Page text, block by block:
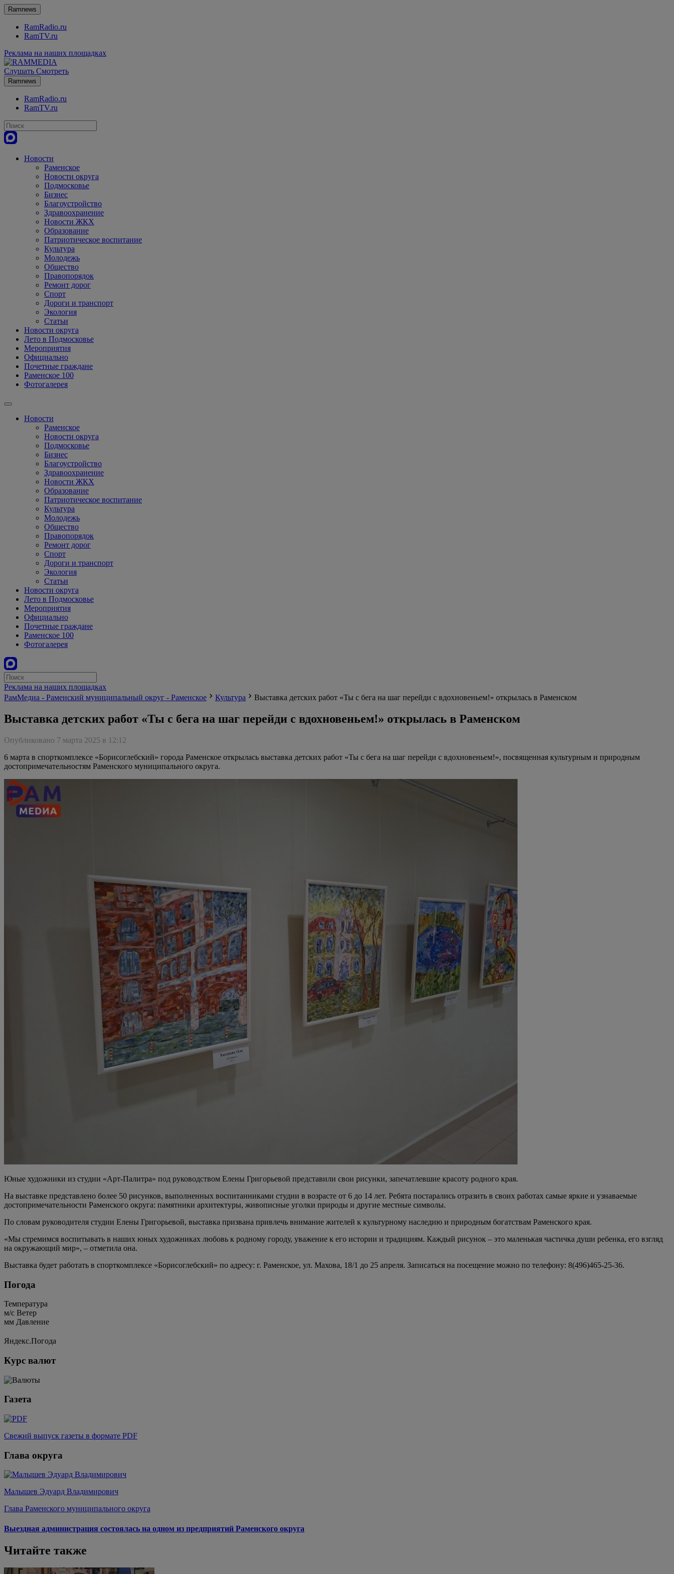
Ramnews
RamRadio.ru
RamTV.ru
Реклама на наших площадках
Слушать Смотреть
Ramnews
RamRadio.ru
RamTV.ru
Новости
Раменское
Новости округа
Подмосковье
Бизнес
Благоустройство
Здравоохранение
Новости ЖКХ
Образование
Патриотическое воспитание
Культура
Молодежь
Общество
Правопорядок
Ремонт дорог
Спорт
Дороги и транспорт
Экология
Статьи
Новости округа
Лето в Подмосковье
Мероприятия
Официально
Почетные граждане
Раменское 100
Фотогалерея
Новости
Раменское
Новости округа
Подмосковье
Бизнес
Благоустройство
Здравоохранение
Новости ЖКХ
Образование
Патриотическое воспитание
Культура
Молодежь
Общество
Правопорядок
Ремонт дорог
Спорт
Дороги и транспорт
Экология
Статьи
Новости округа
Лето в Подмосковье
Мероприятия
Официально
Почетные граждане
Раменское 100
Фотогалерея
Реклама на наших площадках
РамМедиа - Раменский муниципальный округ - Раменское
Культура Выставка детских работ «Ты с бега на шаг перейди с вдохновеньем!» открылась в Раменском
Выставка детских работ «Ты с бега на шаг перейди с вдохновеньем!» открылась в Раменском
Опубликовано 7 марта 2025 в 12:12
6 марта в спорткомплексе «Борисоглебский» города Раменское открылась выставка детских работ «Ты с бега на шаг перейди с вдохновеньем!», посвященная культурным и природным
достопримечательностям Раменского муниципального округа.
Юные художники из студии «Арт-Палитра» под руководством Елены Григорьевой представили свои рисунки, запечатлевшие красоту родного края.
На выставке представлено более 50 рисунков, выполненных воспитанниками студии в возрасте от 6 до 14 лет. Ребята постарались отразить в своих работах самые яркие и узнаваемые
достопримечательности Раменского округа: памятники архитектуры, живописные уголки природы и другие местные символы.
По словам руководителя студии Елены Григорьевой, выставка призвана привлечь внимание жителей к культурному наследию и природным богатствам Раменского края.
«Мы стремимся воспитывать в наших юных художниках любовь к родному городу, уважение к его истории и традициям. Каждый рисунок – это маленькая частичка души ребенка, его взгляд
на окружающий мир», – отметила она.
Выставка будет работать в спорткомплексе «Борисоглебский» по адресу: г. Раменское, ул. Махова, 18/1 до 25 апреля. Записаться на посещение можно по телефону: 8(496)465-25-36.
Погода
Температура
м/c Ветер
мм Давление
Яндекс.Погода
Курс валют
Газета
Свежий выпуск газеты в формате PDF
Глава округа
Малышев Эдуард Владимирович
Глава Раменского муниципального округа
Выездная администрация состоялась на одном из предприятий Раменского округа
Читайте также